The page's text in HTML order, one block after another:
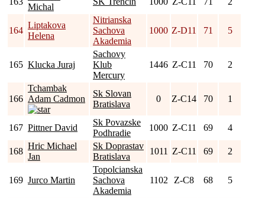
Michal
164
Liptakova
Helena
Nitrianska
Sachova
Akademia
1000 Z-D11 71 5
165 Klucka Juraj
Sachovy
Klub
Mercury
1446 Z-C11 70 2
166
Tchambak
Adam Cadmon
Sk Slovan
Bratislava
0 Z-C14 70 1
167 Pittner David
Sk Povazske
Podhradie
1000 Z-C11 69 4
168
Hric Michael
Jan
Sk Doprastav
Bratislava
1011 Z-C11 69 2
169 Jurco Martin
Topolcianska
Sachova
Akademia
1102 Z-C8 68 5